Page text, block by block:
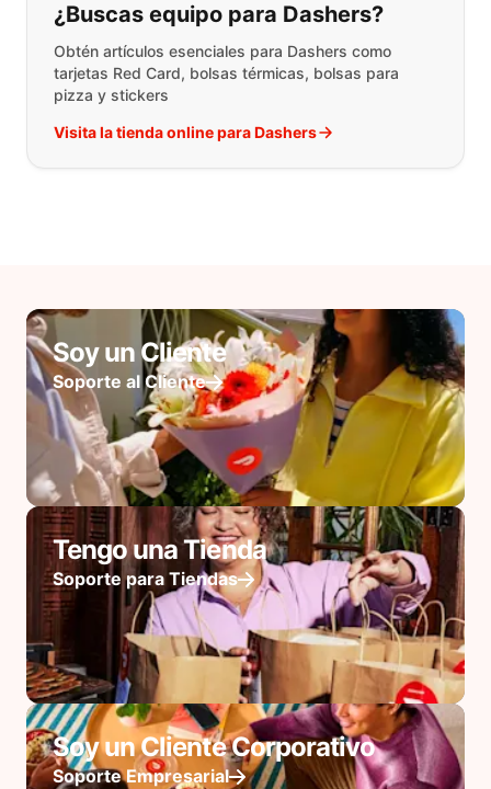
¿Buscas equipo para Dashers?
Obtén artículos esenciales para Dashers como
tarjetas Red Card, bolsas térmicas, bolsas para
pizza y stickers
Visita la tienda online para Dashers
Soy un Cliente
Soporte al Cliente
Tengo una Tienda
Soporte para Tiendas
Soy un Cliente Corporativo
Soporte Empresarial